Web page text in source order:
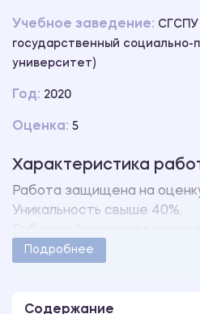
Учебное заведение: СГСПУ
государственный социально-
университет)
Год: 2020
Оценка: 5
Характеристика
Работа защищена на
Уникальность свыше 40%.
методическими
приложения:
Подробнее
Содержание